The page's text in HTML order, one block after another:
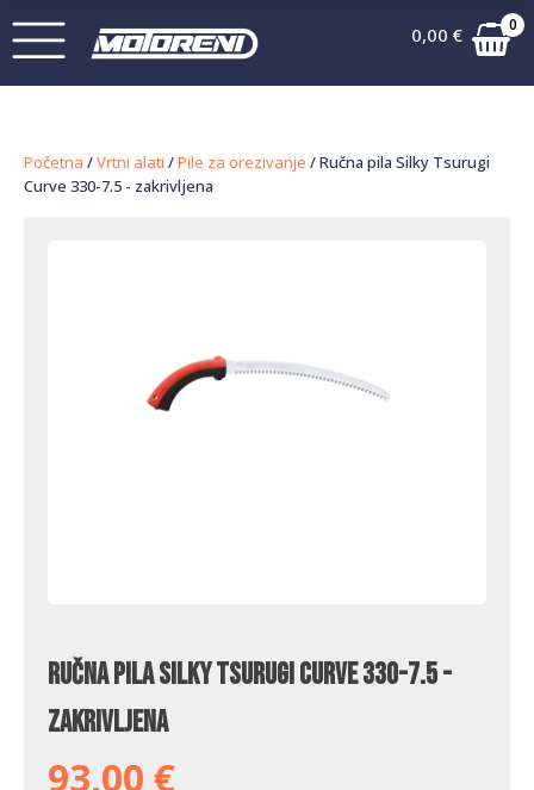
0,00 € 0
Početna /Vrtni alati /Pile za orezivanje / Ručna pila Silky Tsurugi
Curve 330-7.5 - zakrivljena
Ručna pila Silky Tsurugi Curve 330-7.5 -
zakrivljena
93,00 €